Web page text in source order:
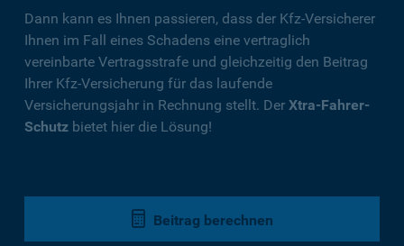
Dann kann es Ihnen passieren, dass der Kfz-Versicherer
Ihnen im Fall eines Schadens eine vertraglich
vereinbarte Vertragsstrafe und gleichzeitig den Beitrag
Ihrer Kfz-Versicherung für das laufende
Versicherungsjahr in Rechnung stellt. Der Xtra-Fahrer-
Schutz bietet hier die Lösung!
Beitrag berechnen